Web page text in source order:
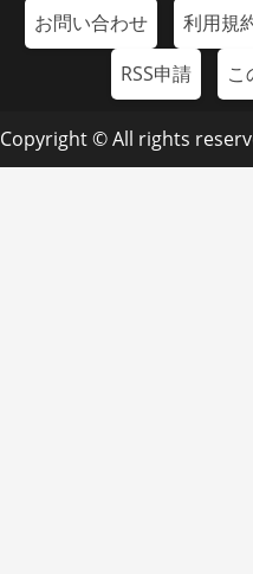
お問い合わせ 利用規
RSS申請
こ
Copyright © All rights